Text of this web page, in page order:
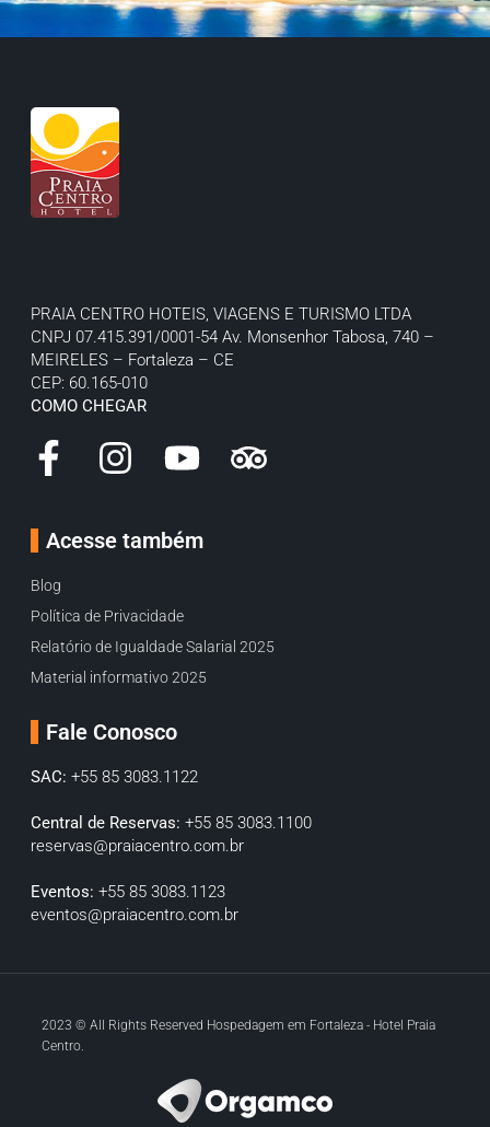
PRAIA CENTRO HOTEIS, VIAGENS E TURISMO LTDA
CNPJ 07.415.391/0001-54 Av. Monsenhor Tabosa, 740 –
MEIRELES – Fortaleza – CE
CEP: 60.165-010
COMO CHEGAR
Acesse também
Blog
Política de Privacidade
Relatório de Igualdade Salarial 2025
Material informativo 2025
Fale Conosco
SAC: +55 85 3083.1122
Central de Reservas: +55 85 3083.1100
reservas@praiacentro.com.br
Eventos: +55 85 3083.1123
eventos@praiacentro.com.br
2023 © All Rights Reserved Hospedagem em Fortaleza - Hotel Praia
Centro.